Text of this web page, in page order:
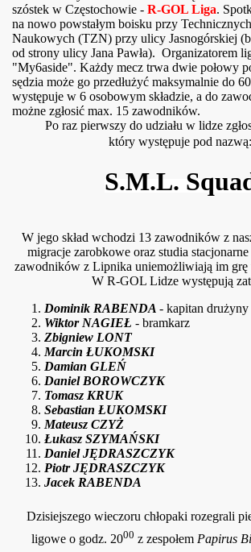
szóstek w Częstochowie - R-GOL Liga.
na nowo powstałym boisku przy
Naukowych (TZN) przy ulicy Jasnogórskiej
od strony ulicy Jana Pawła). Organizatorem
"My6aside". Każdy mecz trwa dwie połowy
sędzia może go przedłużyć maksymalnie do
występuje w 6 osobowym składzie, a do
możne zgłosić max. 15 zawodników.
Po raz pierwszy do udziału w lidze
który występuje pod nazwą:
S.M.L.
W jego skład wchodzi 13 zawodników z
migracje zarobkowe oraz studia
zawodników z Lipnika uniemożliwiają im grę
W R-GOL Lidze występują
Dominik RABENDA - kapitan drużyny
Wiktor NAGIEŁ - bramkarz
Zbigniew LONT
Marcin ŁUKOMSKI
Damian GLEŃ
Daniel BOROWCZYK
Tomasz KRUK
Sebastian ŁUKOMSKI
Mateusz CZYŻ
Łukasz SZYMAŃSKI
Daniel JĘDRASZCZYK
Piotr JĘDRASZCZYK
Jacek RABENDA
Dzisiejszego wieczoru chłopaki rozegrali
ligowe o godz. 2000 z zespołem Papirus